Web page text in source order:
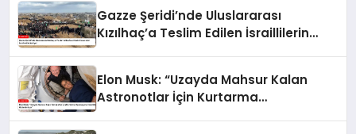
Gazze Şeridi’nde Uluslararası
Kızılhaç’a Teslim Edilen İsraillilerin
Elon Musk: “Uzayda Mahsur Kalan
Astronotlar İçin Kurtarma